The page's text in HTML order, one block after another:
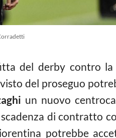
del derby contro la
del proseguo
un nuovo
di contratto
potrebbe